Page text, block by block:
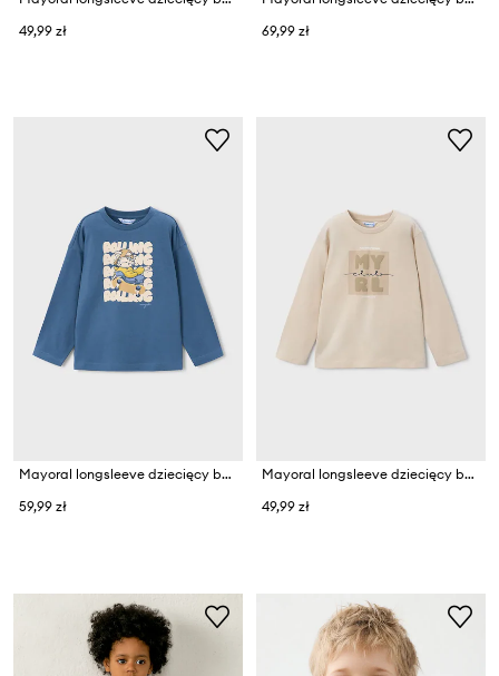
49,99 zł
69,99 zł
Mayoral longsleeve dziecięcy bawełniany
59,99 zł
Mayoral longsleeve dziecięcy bawełniany
49,99 zł